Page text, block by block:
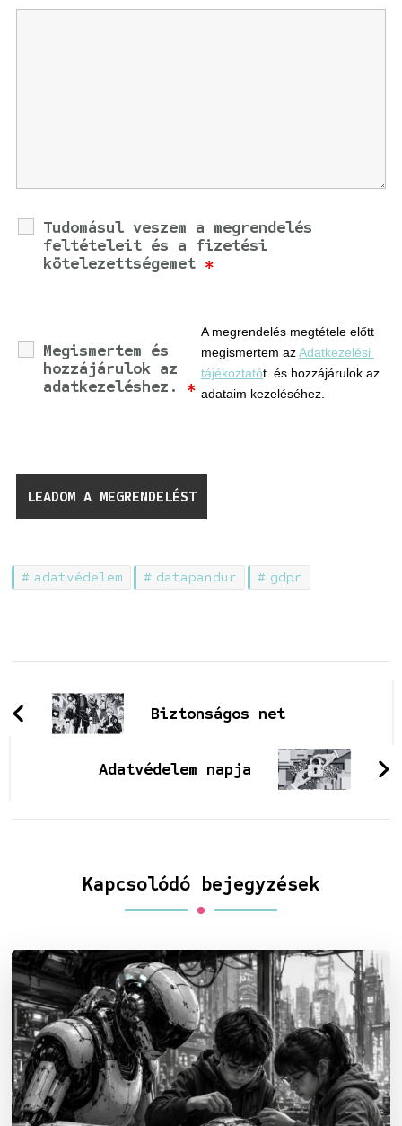
Tudomásul veszem a megrendelés
feltételeit és a fizetési
kötelezettségemet *
Megismertem és
hozzájárulok az
adatkezeléshez. *
A megrendelés megtétele előtt
megismertem az Adatkezelési
tájékoztatót és hozzájárulok az
adataim kezeléséhez.
adatvédelem datapandur gdpr
navigációjaBiztonságos net
Adatvédelem napja
Kapcsolódó bejegyzések